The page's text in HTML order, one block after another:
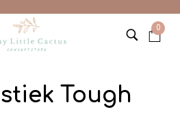
0
Tough